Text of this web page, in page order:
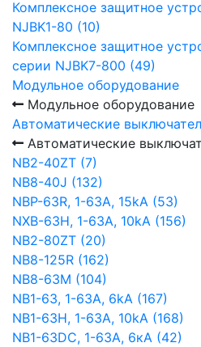
Комплексное защитное
NJBK1-80 (10)
Комплексное защитное
серии NJBK7-800 (49)
Модульное оборудование
Модульное оборудование
Автоматические
Автоматические
NB2-40ZT (7)
NB8-40J (132)
NBP-63R, 1-63A, 15kA (53)
NXB-63H, 1-63A, 10kA (156)
NB2-80ZT (20)
NB8-125R (162)
NB8-63М (104)
NB1-63, 1-63А, 6kA (167)
NB1-63H, 1-63А, 10kA (168)
NB1-63DC, 1-63А, 6кА (42)